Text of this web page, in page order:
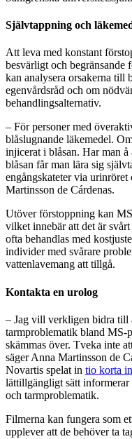
Självtappning och
Att leva med konstant
besvärligt och begränsande
kan analysera orsakerna till
egenvårdsråd och om
behandlingsalternativ.
– För personer med
blåslugnande läkemedel.
injicerat i blåsan. Har man å
blåsan får man lära sig
engångskateter via urinröret
Martinsson de Cárdenas.
Utöver förstoppning kan
vilket innebär att det är
ofta behandlas med
individer med svårare
vattenlavemang att tillgå.
Kontakta en urolog
– Jag vill verkligen bidra till
tarmproblematik bland MS-
skämmas över. Tveka inte
säger Anna Martinsson de
Novartis spelat in tio korta
lättillgängligt sätt
och tarmproblematik.
Filmerna kan fungera som
upplever att de behöver ta